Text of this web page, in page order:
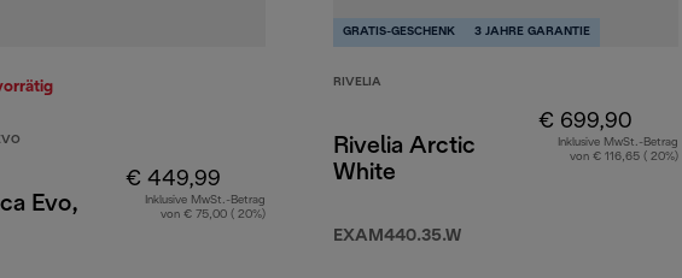
Evo,
€ 449,99
Inklusive MwSt.-Betrag
von € 75,00 ( 20%)
GRATIS-GESCHENK 3 JAHRE GARANTIE
RIVELIA
Rivelia Arctic
White
EXAM440.35.W
€ 699,90
Inklusive MwSt.-Betrag
von € 116,65 ( 20%)